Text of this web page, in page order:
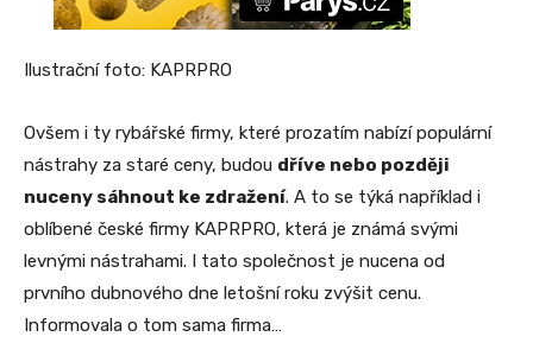
Ilustrační foto: KAPRPRO
Ovšem i ty rybářské firmy, které prozatím nabízí populární
nástrahy za staré ceny, budou dříve nebo později
nuceny sáhnout ke zdražení. A to se týká například i
oblíbené české firmy KAPRPRO, která je známá svými
levnými nástrahami. I tato společnost je nucena od
prvního dubnového dne letošní roku zvýšit cenu.
Informovala o tom sama firma…